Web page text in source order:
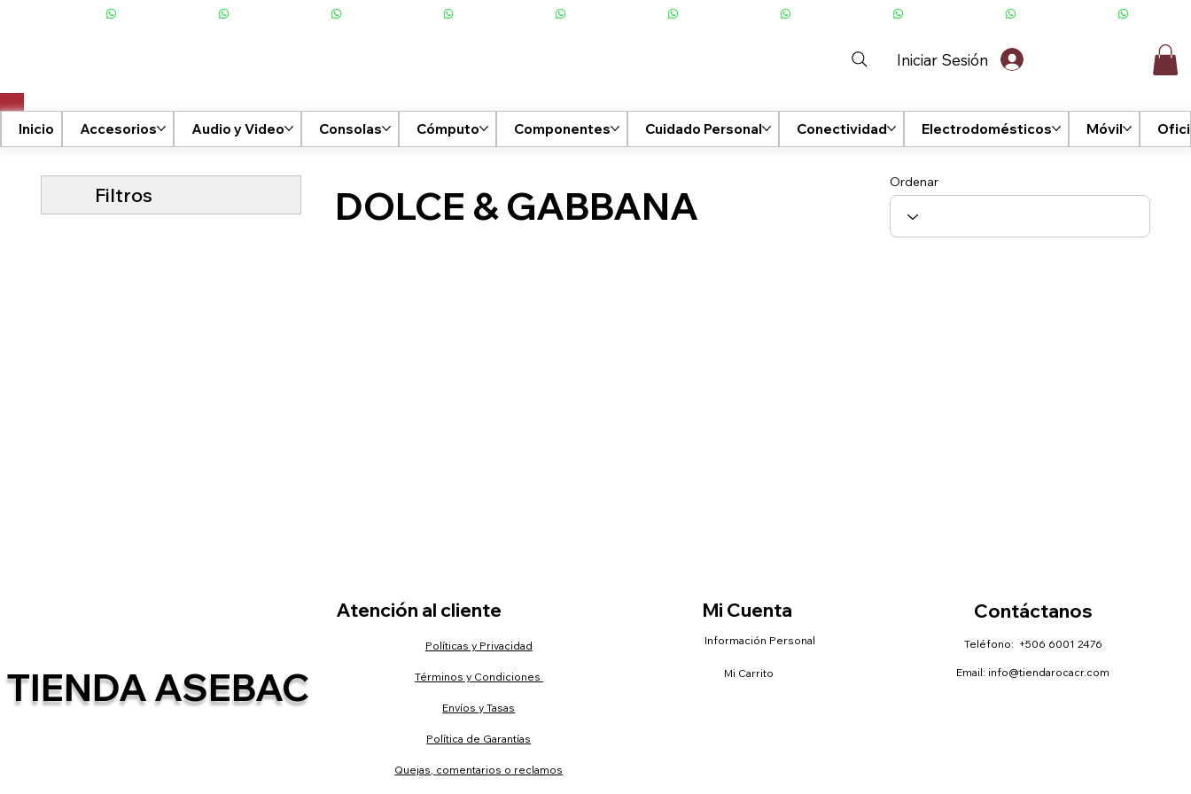
Iniciar Sesión
Inicio Accesorios Audio y Video Consolas Cómputo Componentes Cuidado Personal Conectividad Electrodomésticos Móvil
DOLCE & GABBANA
Filtros
Ordenar
TIENDA ASEBAC
Atención al cliente
Políticas y Privacidad
Términos y Condiciones
Envíos y Tasas
Política de Garantías
Quejas, comentarios o reclamos
Mi Cuenta
Información Personal
Mi Carrito
Contáctanos
Teléfono: +506 6001 2476
Email: info@tiendarocacr.com